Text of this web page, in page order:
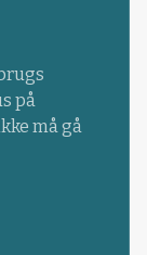
på
må gå